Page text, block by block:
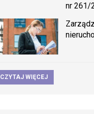
nr 261/
CZYTAJ WIĘCEJ